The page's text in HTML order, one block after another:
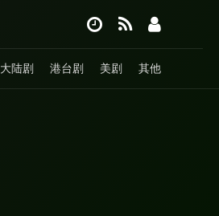
大陆剧 港台剧 美剧 其他